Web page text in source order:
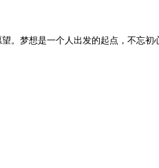
。梦想是一个人出发的起点，不忘